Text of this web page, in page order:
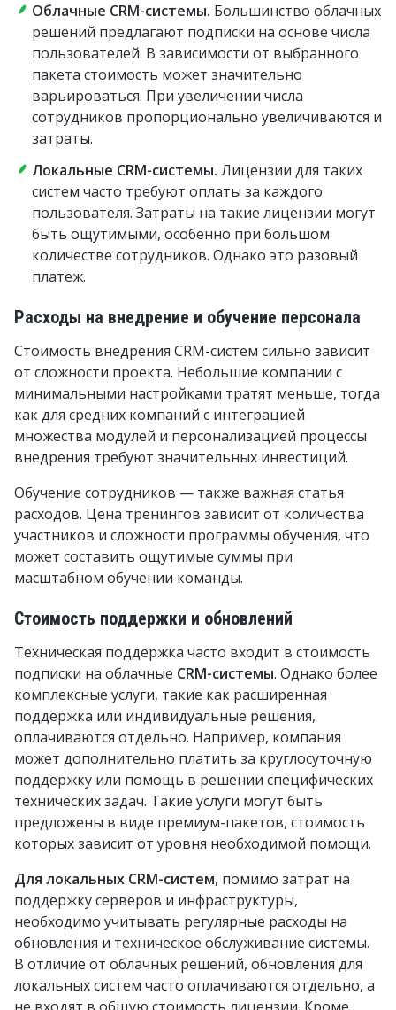
Облачные CRM-системы. Большинство облачных
решений предлагают подписки на основе числа
пользователей. В зависимости от выбранного
пакета стоимость может значительно
варьироваться. При увеличении числа
сотрудников пропорционально увеличиваются и
затраты.
Локальные CRM-системы. Лицензии для таких
систем часто требуют оплаты за каждого
пользователя. Затраты на такие лицензии могут
быть ощутимыми, особенно при большом
количестве сотрудников. Однако это разовый
платеж.
Расходы на внедрение и обучение персонала
Стоимость внедрения CRM-систем сильно зависит
от сложности проекта. Небольшие компании с
минимальными настройками тратят меньше, тогда
как для средних компаний с интеграцией
множества модулей и персонализацией процессы
внедрения требуют значительных инвестиций.
Обучение сотрудников — также важная статья
расходов. Цена тренингов зависит от количества
участников и сложности программы обучения, что
может составить ощутимые суммы при
масштабном обучении команды.
Стоимость поддержки и обновлений
Техническая поддержка часто входит в стоимость
подписки на облачные CRM-системы. Однако более
комплексные услуги, такие как расширенная
поддержка или индивидуальные решения,
оплачиваются отдельно. Например, компания
может дополнительно платить за круглосуточную
поддержку или помощь в решении специфических
технических задач. Такие услуги могут быть
предложены в виде премиум-пакетов, стоимость
которых зависит от уровня необходимой помощи.
Для локальных CRM-систем, помимо затрат на
поддержку серверов и инфраструктуры,
необходимо учитывать регулярные расходы на
обновления и техническое обслуживание системы.
В отличие от облачных решений, обновления для
локальных систем часто оплачиваются отдельно, а